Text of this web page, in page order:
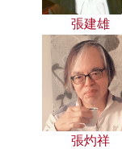
張建雄
張灼祥